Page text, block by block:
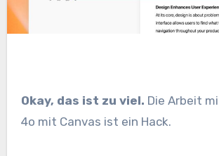
Okay, das ist zu viel. Die Arbeit
4o mit Canvas ist ein Hack.